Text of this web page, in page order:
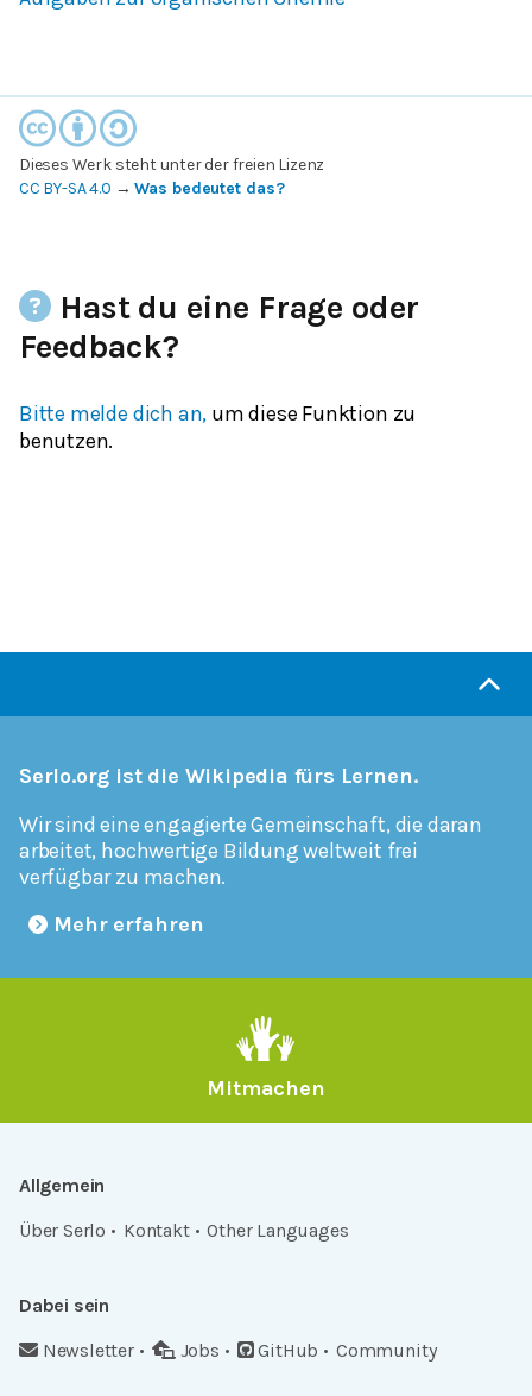
Dieses Werk steht unter der freien Lizenz
CC BY-SA 4.0 →Was bedeutet das?
Hast du eine Frage oder
Feedback?
Bitte melde dich an, um diese Funktion zu
benutzen.
Serlo.org ist die Wikipedia fürs Lernen.
Wir sind eine engagierte Gemeinschaft, die daran
arbeitet, hochwertige Bildung weltweit frei
verfügbar zu machen.
Mehr erfahren
Mitmachen
Allgemein
Über Serlo
Kontakt Other Languages
Dabei sein
Newsletter
Jobs GitHub Community